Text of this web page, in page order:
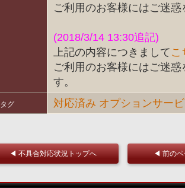
ご利用のお客様にはご迷
(2018/3/14 13:30追記)
上記の内容につきましてこ
ご利用のお客様にはご迷
す。
タグ 対応済み オプションサー
◀ 不具合対応状況トップへ ◀ 前の